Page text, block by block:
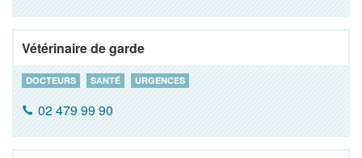
Vétérinaire de garde
DOCTEURS SANTÉ URGENCES
02 479 99 90